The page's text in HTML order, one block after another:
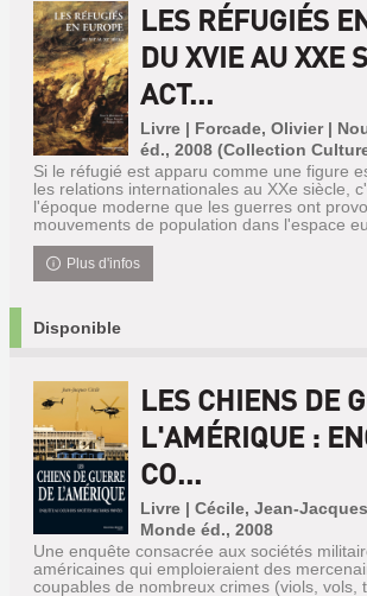
LES RÉFUGIÉS
DU XVIE AU XXE
ACT...
Livre | Forcade, Olivier |
éd., 2008 (Collection
Si le réfugié est apparu comme une figure
les relations internationales au XXe siècle,
l'époque moderne que les guerres ont
mouvements de population dans l'espace
Plus d'infos
Disponible
LES CHIENS DE
L'AMÉRIQUE :
CO...
Livre | Cécile, Jean-
Monde éd., 2008
Une enquête consacrée aux sociétés
américaines qui emploieraient des
coupables de nombreux crimes (viols, vols,